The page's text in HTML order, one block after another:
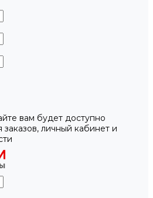
вам будет доступно
личный кабинет и